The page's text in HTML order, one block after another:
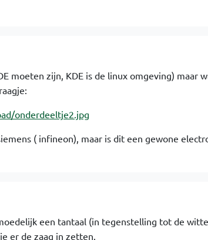
moeten zijn, KDE is de linux omgeving) maar
onderdeeltje2.jpg
( infineon), maar is dit een gewone
een tantaal (in tegenstelling tot de witte
er de zaag in zetten.